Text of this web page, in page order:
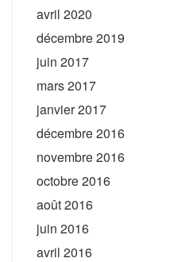
avril 2020
décembre 2019
juin 2017
mars 2017
janvier 2017
décembre 2016
novembre 2016
octobre 2016
août 2016
juin 2016
avril 2016